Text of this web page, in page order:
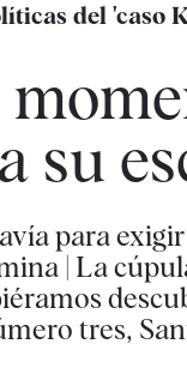
del 'caso
su
para
| La
tres,